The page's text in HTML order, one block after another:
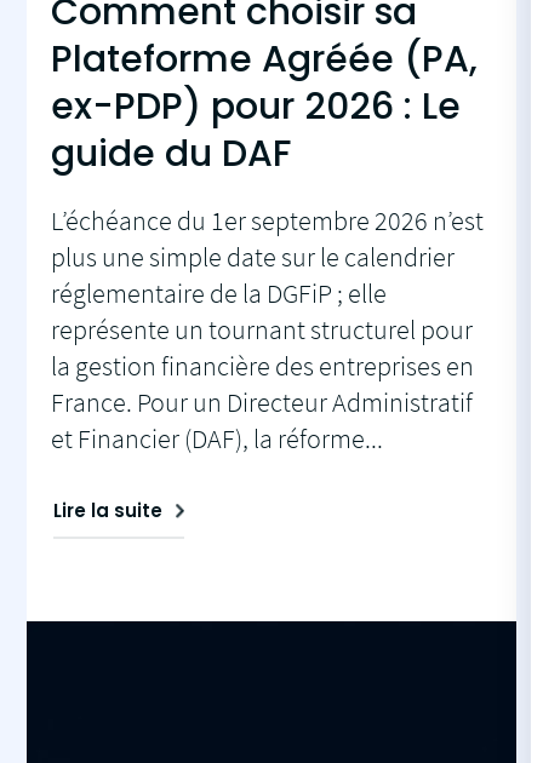
Comment choisir sa
Plateforme Agréée (PA,
ex-PDP) pour 2026 : Le
guide du DAF
L’échéance du 1er septembre 2026 n’est
plus une simple date sur le calendrier
réglementaire de la DGFiP ; elle
représente un tournant structurel pour
la gestion financière des entreprises en
France. Pour un Directeur Administratif
et Financier (DAF), la réforme...
Lire la suite